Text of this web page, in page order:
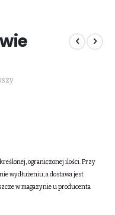
ograniczonej ilości. Przy
wydłużeniu, a dostawa jest
w magazynie u producenta